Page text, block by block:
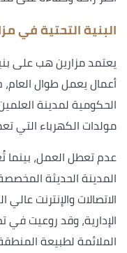
البنية التحتية في
يعتمد مزارين هب على
أعمال يعمل طوال
الحكومية لمدينة
مولدات الكهرباء التي
عدم تعطل العمل، بينما
المدينة الحديثة
الاتصالات والإنترنت
الإدارية، وقد روعيت في
الملائمة لطبيعة